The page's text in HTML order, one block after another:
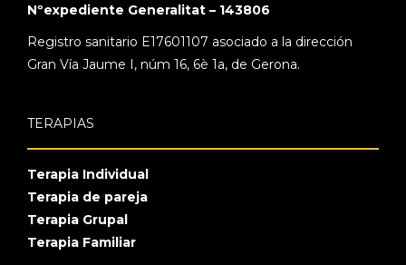
Nºexpediente Generalitat – 143806
Registro sanitario E17601107 asociado a la dirección
Gran Vía Jaume I, núm 16, 6è 1a, de Gerona.
TERAPIAS
Terapia Individual
Terapia de pareja
Terapia Grupal
Terapia Familiar